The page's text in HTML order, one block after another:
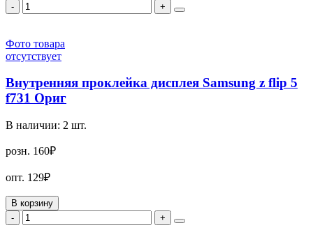
-
+
Фото товара
отсутствует
Внутренняя проклейка дисплея Samsung z flip 5
f731 Ориг
В наличии: 2 шт.
розн. 160₽
опт. 129₽
В корзину
-
+